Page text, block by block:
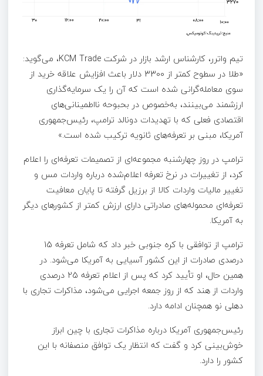
تیم واترر، کارشناس ارشد بازار در شرکت KCM Trade، می‌گوید:
«طلا در سطوح کمتر از 3300 دلار باعث افزایش علاقه خرید از
سوی معامله‌گرانی شده است که آن‌ را یک سرمایه‌گذاری
ارزشمند می‌بینند، به‌خصوص در بحبوحه نااطمینانی‌های
اقتصادی فعلی که با تهدیدات دونالد ترامپ، رئیس‌جمهوری
آمریکا، مبنی بر تعرفه‌های ثانویه ترکیب شده است.»
ترامپ در روز چهارشنبه مجموعه‌ای از تصمیمات تعرفه‌ای را اعلام
کرد، از تغییرات در نرخ تعرفه اعلام‌شده درباره واردات مس و
تغییر مالیات واردات کالا از برزیل گرفته تا پایان معافیت
تعرفه‌ای محموله‌های صادراتی دارای ارزش کمتر از کشورهای دیگر
به آمریکا.
ترامپ از توافقی با کره جنوبی خبر داد که شامل تعرفه‌ 15
درصدی صادرات از این کشور آسیایی به آمریکا می‌شود. در
همین حال، او تأیید کرد که پس از اعلام تعرفه‌ 25 درصدی
واردات از هند که از روز جمعه اجرایی می‌شود، مذاکرات تجاری با
دهلی نو همچنان ادامه دارد.
رئیس‌جمهوری آمریکا درباره مذاکرات تجاری با چین ابراز
خوش‌بینی کرد و گفت که انتظار یک توافق منصفانه با این
کشور را دارد.